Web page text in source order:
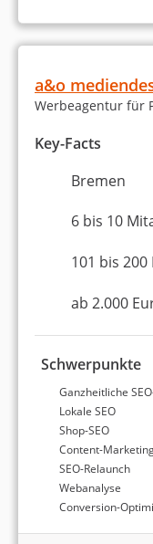
Linkbuilding
Sonderpreis
Über den
Alexander Walz
Alexander ist
E-Commerce
als Freelancer
Webdesign und
a&o
Werbeagentur für
Key-Facts
Bremen
6 bis 10
101 bis
ab 2.000
Schwerpunkte
Ganzheitliche
Lokale SEO
Shop-SEO
Content-
SEO-Relaunch
Webanalyse
Conversion-